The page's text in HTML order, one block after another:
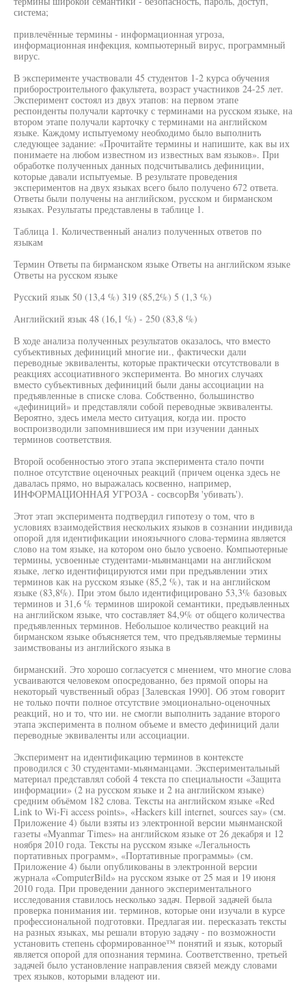
система;
привлечённые термины - информационная угроза,
информационная инфекция, компьютерный вирус, программный
вирус.
В эксперименте участвовали 45 студентов 1-2 курса обучения
приборостроительного факультета, возраст участников 24-25 лет.
Эксперимент состоял из двух этапов: на первом этапе
респонденты получали карточку с терминами на русском языке, на
втором этапе получали карточку с терминами на английском
языке. Каждому испытуемому необходимо было выполнить
следующее задание: «Прочитайте термины и напишите, как вы их
понимаете на любом известном из известных вам языков». При
обработке полученных данных подсчитывались дефиниции,
которые давали испытуемые. В результате проведения
экспериментов на двух языках всего было получено 672 ответа.
Ответы были получены на английском, русском и бирманском
языках. Результаты представлены в таблице 1.
Таблица 1. Количественный анализ полученных ответов по
языкам
Термин Ответы па бирманском языке Ответы на английском языке
Ответы на русском языке
Русский язык 50 (13,4 %) 319 (85,2%) 5 (1,3 %)
Английский язык 48 (16,1 %) - 250 (83,8 %)
В ходе анализа полученных результатов оказалось, что вместо
субъективных дефиниций многие ии., фактически дали
переводные эквиваленты, которые практически отсутствовали в
реакциях ассоциативного эксперимента. Во многих случаях
вместо субъективных дефиниций были даны ассоциации на
предъявленные в списке слова. Собственно, большинство
«дефиниций» и представляли собой переводные эквиваленты.
Вероятно, здесь имела место ситуация, когда ии. просто
воспроизводили запомнившиеся им при изучении данных
терминов соответствия.
Второй особенностью этого этапа эксперимента стало почти
полное отсутствие оценочных реакций (причем оценка здесь не
давалась прямо, но выражалась косвенно, например,
ИНФОРМАЦИОННАЯ УГРОЗА - сосвсорВя 'убивать').
Этот этап эксперимента подтвердил гипотезу о том, что в
условиях взаимодействия нескольких языков в сознании индивида
опорой для идентификации иноязычного слова-термина является
слово на том языке, на котором оно было усвоено. Компьютерные
термины, усвоенные студентами-мьянманцами на английском
языке, легко идентифицируются ими при предъявлении этих
терминов как на русском языке (85,2 %), так и на английском
языке (83,8%). При этом было идентифицировано 53,3% базовых
терминов и 31,6 % терминов широкой семантики, предъявленных
на английском языке, что составляет 84,9% от общего количества
предъявленных терминов. Небольшое количество реакций на
бирманском языке объясняется тем, что предъявляемые термины
заимствованы из английского языка в
бирманский. Это хорошо согласуется с мнением, что многие слова
усваиваются человеком опосредованно, без прямой опоры на
некоторый чувственный образ [Залевская 1990]. Об этом говорит
не только почти полное отсутствие эмоционально-оценочных
реакций, но и то, что ии. не смогли выполнить задание второго
этапа эксперимента в полном объеме и вместо дефиниций дали
переводные эквиваленты или ассоциации.
Эксперимент на идентификацию терминов в контексте
проводился с 30 студентами-мьянманцами. Экспериментальный
материал представлял собой 4 текста по специальности «Защита
информации» (2 на русском языке и 2 на английском языке)
средним объёмом 182 слова. Тексты на английском языке «Red
Link to Wi-Fi access points», «Hackers kill internet, sources say» (см.
Приложение 4) были взяты из электронной версии мьянманской
газеты «Myanmar Times» на английском языке от 26 декабря и 12
ноября 2010 года. Тексты на русском языке «Легальность
портативных программ», «Портативные программы» (см.
Приложение 4) были опубликованы в электронной версии
журнала «ComputerBild» на русском языке от 25 мая и 19 июня
2010 года. При проведении данного экспериментального
исследования ставилось несколько задач. Первой задачей была
проверка понимания ии. терминов, которые они изучали в курсе
профессиональной подготовки. Предлагая ии. пересказать тексты
на разных языках, мы решали вторую задачу - по возможности
установить степень сформированное™ понятий и язык, который
является опорой для опознания термина. Соответственно, третьей
задачей было установление направления связей между словами
трех языков, которыми владеют ии.